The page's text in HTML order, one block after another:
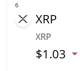
6
XRP
XRP
$1.03